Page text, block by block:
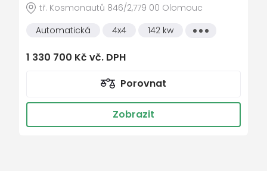
parkovací senzory přední
parkovací senzory zadní
posilovač řízení
protiprokluzový systém kol (ASR)
tř. Kosmonautů 846/2,779 00 Olomouc
Automatická
4x4 142 kw
Všechny
1 330 700 Kč vč. DPH
Porovnat
Zobrazit